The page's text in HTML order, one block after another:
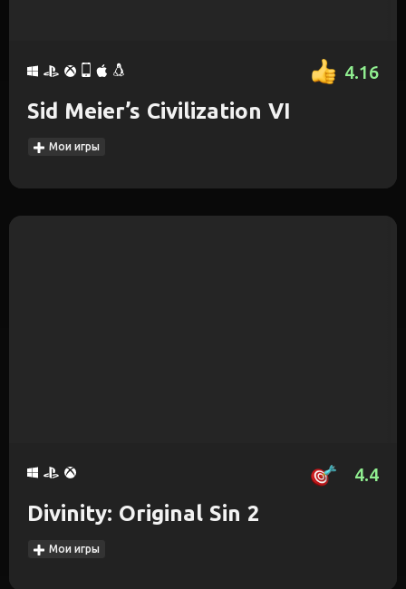
4.16
Sid Meier’s Civilization VI
Мои игры
4.4
Divinity: Original Sin 2
Мои игры